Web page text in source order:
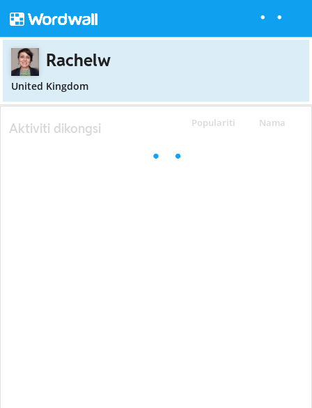
Rachelw
United Kingdom
Populariti Nama
Aktiviti dikongsi